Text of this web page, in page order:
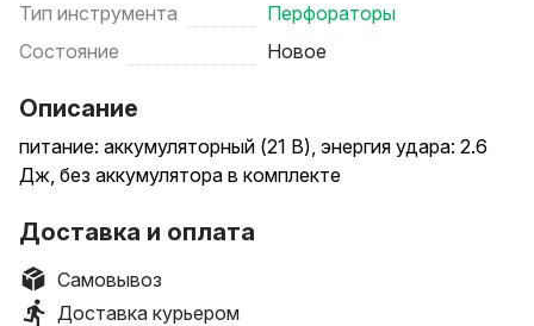
Тип инструмента
Перфораторы
Состояние
Новое
Описание
питание: аккумуляторный (21 В), энергия удара: 2.6
Дж, без аккумулятора в комплекте
Доставка и оплата
Самовывоз
Доставка курьером